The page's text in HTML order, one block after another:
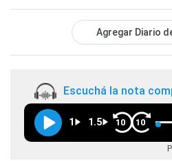
Agregar Diario
Escuchá la nota
1 1.5 10 10